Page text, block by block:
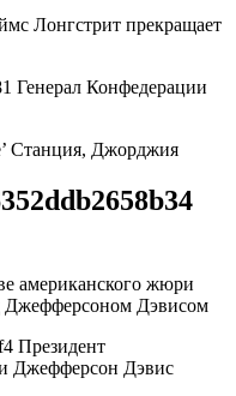
Лонгстрит прекращает
Генерал Конфедерации
Станция, Джорджия
американского жюри
Джефферсоном Дэвисом
Президент
Джефферсон Дэвис